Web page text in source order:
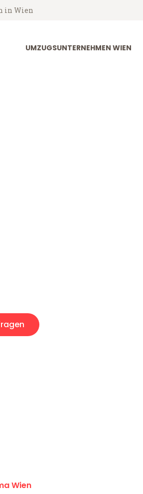
in Wien
UMZUGSUNTERNEHMEN WIEN
Wien